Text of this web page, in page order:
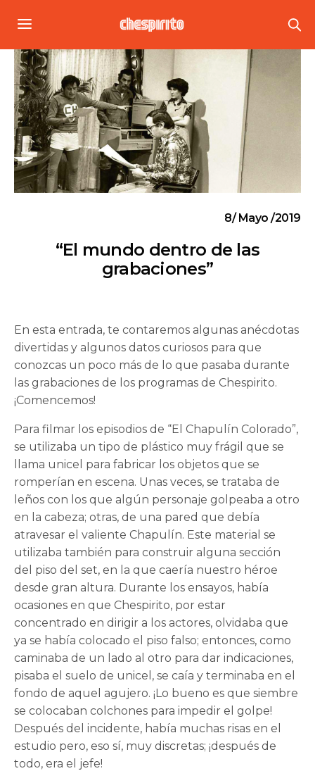
8/ Mayo /2019
“El mundo dentro de las
grabaciones”
En esta entrada, te contaremos algunas anécdotas
divertidas y algunos datos curiosos para que
conozcas un poco más de lo que pasaba durante
las grabaciones de los programas de Chespirito.
¡Comencemos!
Para filmar los episodios de “El Chapulín Colorado”,
se utilizaba un tipo de plástico muy frágil que se
llama unicel para fabricar los objetos que se
romperían en escena. Unas veces, se trataba de
leños con los que algún personaje golpeaba a otro
en la cabeza; otras, de una pared que debía
atravesar el valiente Chapulín. Este material se
utilizaba también para construir alguna sección
del piso del set, en la que caería nuestro héroe
desde gran altura. Durante los ensayos, había
ocasiones en que Chespirito, por estar
concentrado en dirigir a los actores, olvidaba que
ya se había colocado el piso falso; entonces, como
caminaba de un lado al otro para dar indicaciones,
pisaba el suelo de unicel, se caía y terminaba en el
fondo de aquel agujero. ¡Lo bueno es que siembre
se colocaban colchones para impedir el golpe!
Después del incidente, había muchas risas en el
estudio pero, eso sí, muy discretas; ¡después de
todo, era el jefe!